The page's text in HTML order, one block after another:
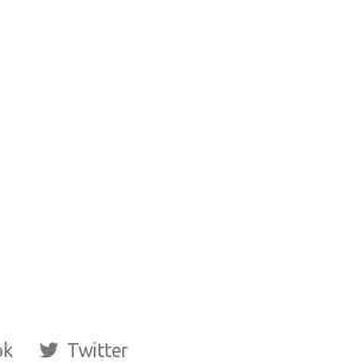
Twitter